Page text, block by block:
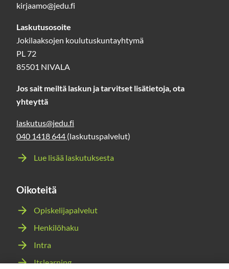
kirjaamo@jedu.fi
Laskutusosoite
Jokilaaksojen koulutuskuntayhtymä
PL 72
85501 NIVALA
Jos sait meiltä laskun ja tarvitset lisätietoja, ota
yhteyttä
laskutus@jedu.fi
040 1418 644 (laskutuspalvelut)
Lue lisää laskutuksesta
Oikoteitä
Opiskelijapalvelut
Henkilöhaku
Intra
Itslearning